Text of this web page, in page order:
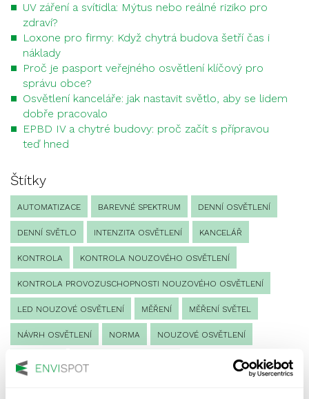
UV záření a svítidla: Mýtus nebo reálné riziko pro
zdraví?
Loxone pro firmy: Když chytrá budova šetří čas i
náklady
Proč je pasport veřejného osvětlení klíčový pro
správu obce?
Osvětlení kanceláře: jak nastavit světlo, aby se lidem
dobře pracovalo
EPBD IV a chytré budovy: proč začít s přípravou
teď hned
Štítky
AUTOMATIZACE BAREVNÉ SPEKTRUM DENNÍ OSVĚTLENÍ
DENNÍ SVĚTLO INTENZITA OSVĚTLENÍ KANCELÁŘ
KONTROLA KONTROLA NOUZOVÉHO OSVĚTLENÍ
KONTROLA PROVOZUSCHOPNOSTI NOUZOVÉHO OSVĚTLENÍ
LED NOUZOVÉ OSVĚTLENÍ MĚŘENÍ MĚŘENÍ SVĚTEL
NÁVRH OSVĚTLENÍ NORMA NOUZOVÉ OSVĚTLENÍ
OSLUNĚNÍ